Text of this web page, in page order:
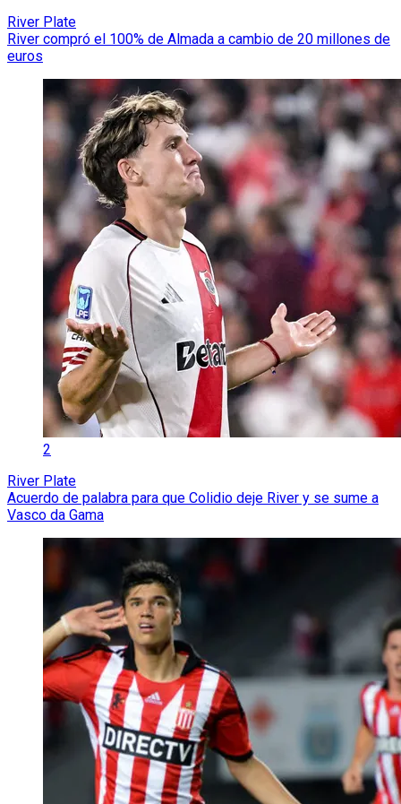
River Plate
River compró el 100% de Almada a cambio de 20 millones de
euros
2
River Plate
Acuerdo de palabra para que Colidio deje River y se sume a
Vasco da Gama